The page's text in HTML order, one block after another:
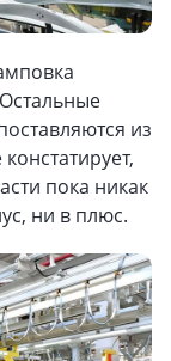
из
пока никак
ни в плюс.